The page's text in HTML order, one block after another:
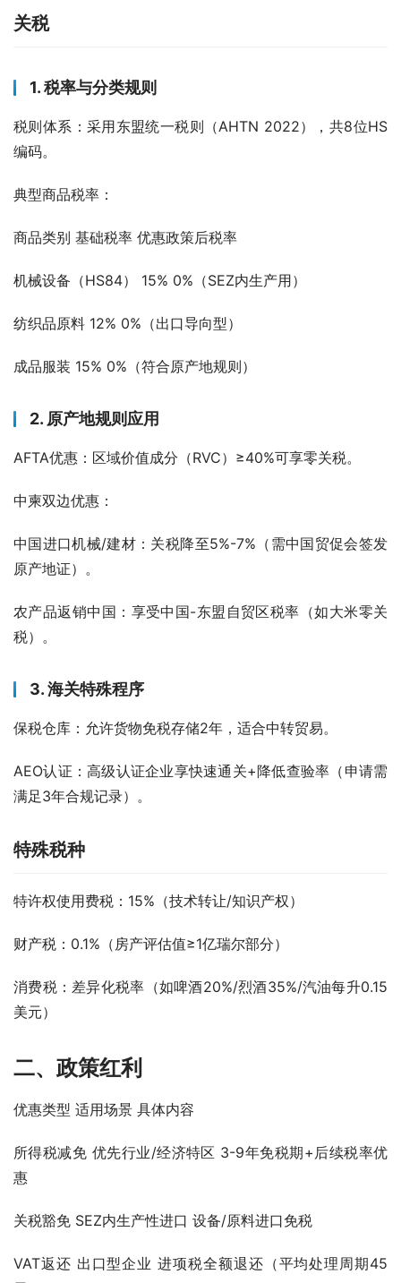
关税
1. 税率与分类规则
税则体系：采用东盟统一税则（AHTN 2022），共8位HS
编码。
典型商品税率：
商品类别 基础税率 优惠政策后税率
机械设备（HS84） 15% 0%（SEZ内生产用）
纺织品原料 12% 0%（出口导向型）
成品服装 15% 0%（符合原产地规则）
2. 原产地规则应用
AFTA优惠：区域价值成分（RVC）≥40%可享零关税。
中柬双边优惠：
中国进口机械/建材：关税降至5%-7%（需中国贸促会签发
原产地证）。
农产品返销中国：享受中国-东盟自贸区税率（如大米零关
税）。
3. 海关特殊程序
保税仓库：允许货物免税存储2年，适合中转贸易。
AEO认证：高级认证企业享快速通关+降低查验率（申请需
满足3年合规记录）。
特殊税种
特许权使用费税：15%（技术转让/知识产权）
财产税：0.1%（房产评估值≥1亿瑞尔部分）
消费税：差异化税率（如啤酒20%/烈酒35%/汽油每升0.15
美元）
二、政策红利
优惠类型 适用场景 具体内容
所得税减免 优先行业/经济特区 3-9年免税期+后续税率优
惠
关税豁免 SEZ内生产性进口 设备/原料进口免税
VAT返还 出口型企业 进项税全额退还（平均处理周期45